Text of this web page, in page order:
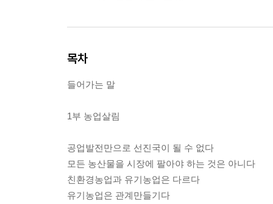
목차
들어가는 말
1부 농업살림
공업발전만으로 선진국이 될 수 없다
모든 농산물을 시장에 팔아야 하는 것은 아니다
친환경농업과 유기농업은 다르다
유기농업은 관계만들기다